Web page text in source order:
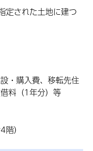
定された土地に建つ
・購入費、移転先住
料（1年分）等
）